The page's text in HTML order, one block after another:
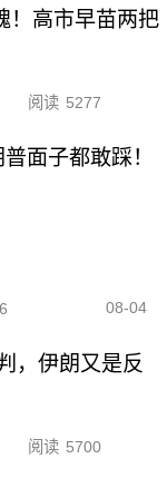
！高市早苗两把
阅读 5277
面子都敢踩！
08-04
，伊朗又是反
阅读 5700